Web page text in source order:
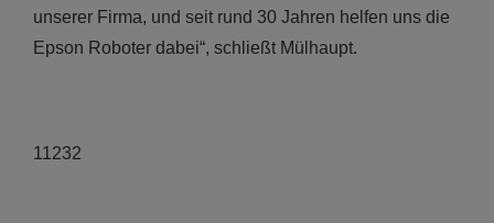
unserer Firma, und seit rund 30 Jahren helfen uns die
Epson Roboter dabei“, schließt Mülhaupt.
11232